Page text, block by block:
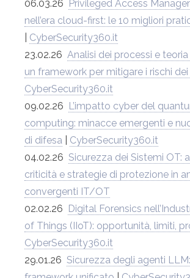
06.03.26
Privileged Access
nell’era cloud-first: le 10 migliori
CyberSecurity360.it
23.02.26 Analisi dei processi e
un framework per mitigare i rischi
CyberSecurity360.it
09.02.26
L’impatto cyber del
computing: minacce emergenti e
di difesa
CyberSecurity360.it
04.02.26 Sicurezza dei Sistemi OT:
criticità e strategie di protezione in
convergenti IT/OT
02.02.26
Digital Forensics
of Things (IIoT): opportunità, limiti,
CyberSecurity360.it
29.01.26 Sicurezza degli agenti